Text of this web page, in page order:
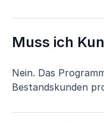
Muss ich
Nein. Das
Bestandskunden